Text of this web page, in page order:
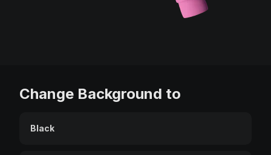
Change Background to
Black